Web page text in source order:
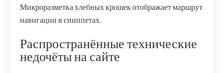
Микроразметка хлебных крошек отображает маршрут
навигации в сниппетах.
Распространённые технические
недочёты на сайте